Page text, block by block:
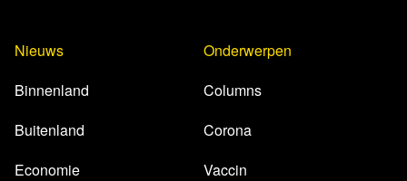
Nieuws
Binnenland
Buitenland
Economie
Onderwerpen
Columns
Corona
Vaccin